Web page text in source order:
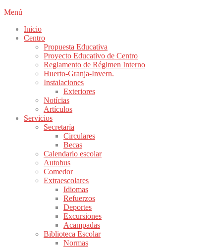
Menú
Inicio
Centro
Propuesta Educativa
Proyecto Educativo de Centro
Reglamento de Régimen Interno
Huerto-Granja-Invern.
Instalaciones
Exteriores
Notícias
Artículos
Servicios
Secretaría
Circulares
Becas
Calendario escolar
Autobus
Comedor
Extraescolares
Idiomas
Refuerzos
Deportes
Excursiones
Acampadas
Biblioteca Escolar
Normas